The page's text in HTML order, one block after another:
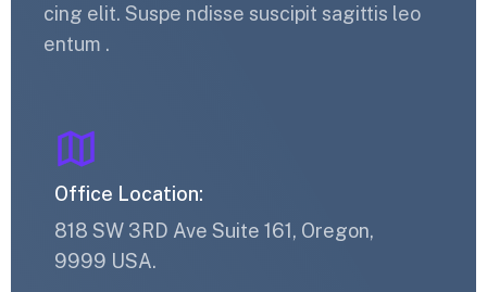
cing elit. Suspe ndisse suscipit sagittis leo
entum .
Office Location:
818 SW 3RD Ave Suite 161, Oregon,
9999 USA.